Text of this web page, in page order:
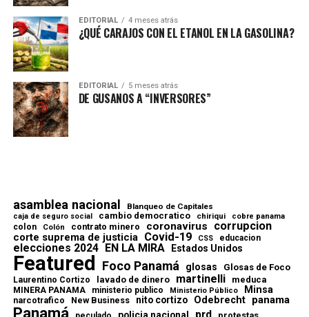
EDITORIAL 4 meses atrás
¿QUÉ CARAJOS CON EL ETANOL EN LA GASOLINA?
EDITORIAL 5 meses atrás
DE GUSANOS A “INVERSORES”
asamblea nacional Blanqueo de Capitales
caja de seguro social cambio democratico chiriqui cobre panama
colon Colón contrato minero coronavirus corrupcion
corte suprema de justicia Covid-19 CSS educacion
elecciones 2024 EN LA MIRA Estados Unidos
Featured Foco Panamá glosas Glosas de Foco
Laurentino Cortizo lavado de dinero martinelli meduca
MINERA PANAMA ministerio publico Ministerio Público Minsa
narcotrafico New Business nito cortizo Odebrecht panama
Panamá